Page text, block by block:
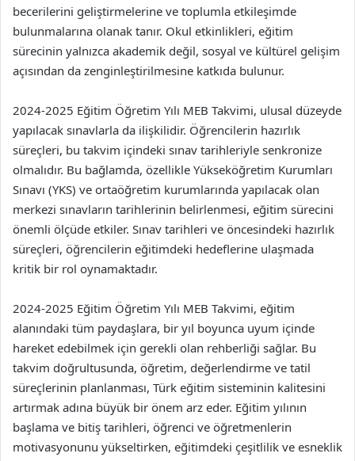
becerilerini geliştirmelerine ve toplumla etkileşimde
bulunmalarına olanak tanır. Okul etkinlikleri, eğitim
sürecinin yalnızca akademik değil, sosyal ve kültürel gelişim
açısından da zenginleştirilmesine katkıda bulunur.
2024-2025 Eğitim Öğretim Yılı MEB Takvimi, ulusal düzeyde
yapılacak sınavlarla da ilişkilidir. Öğrencilerin hazırlık
süreçleri, bu takvim içindeki sınav tarihleriyle senkronize
olmalıdır. Bu bağlamda, özellikle Yükseköğretim Kurumları
Sınavı (YKS) ve ortaöğretim kurumlarında yapılacak olan
merkezi sınavların tarihlerinin belirlenmesi, eğitim sürecini
önemli ölçüde etkiler. Sınav tarihleri ve öncesindeki hazırlık
süreçleri, öğrencilerin eğitimdeki hedeflerine ulaşmada
kritik bir rol oynamaktadır.
2024-2025 Eğitim Öğretim Yılı MEB Takvimi, eğitim
alanındaki tüm paydaşlara, bir yıl boyunca uyum içinde
hareket edebilmek için gerekli olan rehberliği sağlar. Bu
takvim doğrultusunda, öğretim, değerlendirme ve tatil
süreçlerinin planlanması, Türk eğitim sisteminin kalitesini
artırmak adına büyük bir önem arz eder. Eğitim yılının
başlama ve bitiş tarihleri, öğrenci ve öğretmenlerin
motivasyonunu yükseltirken, eğitimdeki çeşitlilik ve esneklik